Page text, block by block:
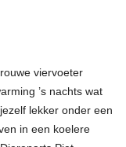
viervoeter
’s nachts wat
lekker onder een
in een koelere